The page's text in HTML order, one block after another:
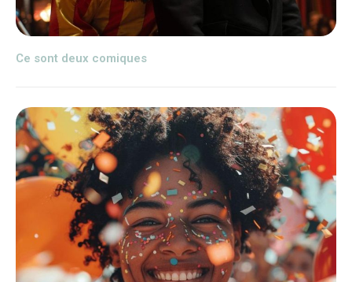
Ce sont deux comiques